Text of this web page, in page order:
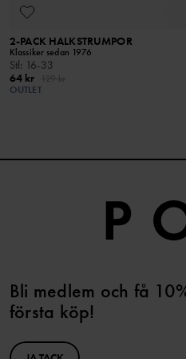
Håll borta från öppen eld
2-PACK HALKSTRUMPOR
Klassiker sedan 1976
Stl: 16-33
64 kr
OUTLET
Bli medlem och få
första köp!